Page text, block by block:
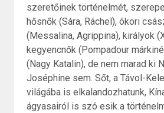
szeretőinek történelmét,
hősnők (Sára, Ráchel), ókori
(Messalina, Agrippina), királyok
kegyencnők (Pompadour
(Nagy Katalin), de nem marad ki
Joséphine sem. Sőt, a Távol-
világába is elkalandozhatunk,
ágyasairól is szó esik a